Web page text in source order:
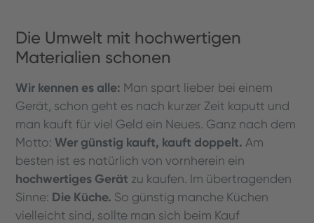
Die Umwelt mit hochwertigen
Materialien schonen
Wir kennen es alle: Man spart lieber bei einem
Gerät, schon geht es nach kurzer Zeit kaputt und
man kauft für viel Geld ein Neues. Ganz nach dem
Motto:Wer günstig kauft, kauft doppelt. Am
besten ist es natürlich von vornherein ein
hochwertiges Gerät zu kaufen. Im übertragenden
Sinne: Die Küche. So günstig manche Küchen
vielleicht sind, sollte man sich beim Kauf